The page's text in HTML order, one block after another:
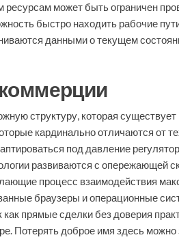
может быть ограничен
быстро находить рабочие
данными о текущем
структуру, которая
кардинально отличаются от
под давление
развиваются с
процесс взаимодействия
браузеры и операционные
прямые сделки без доверия
Потерять доброе имя здесь